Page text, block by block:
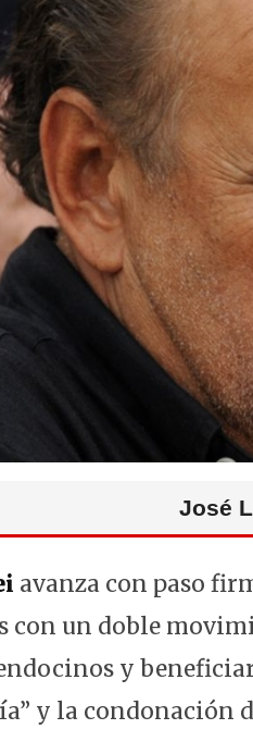
José
avanza con paso
con un doble
y
y la condonación